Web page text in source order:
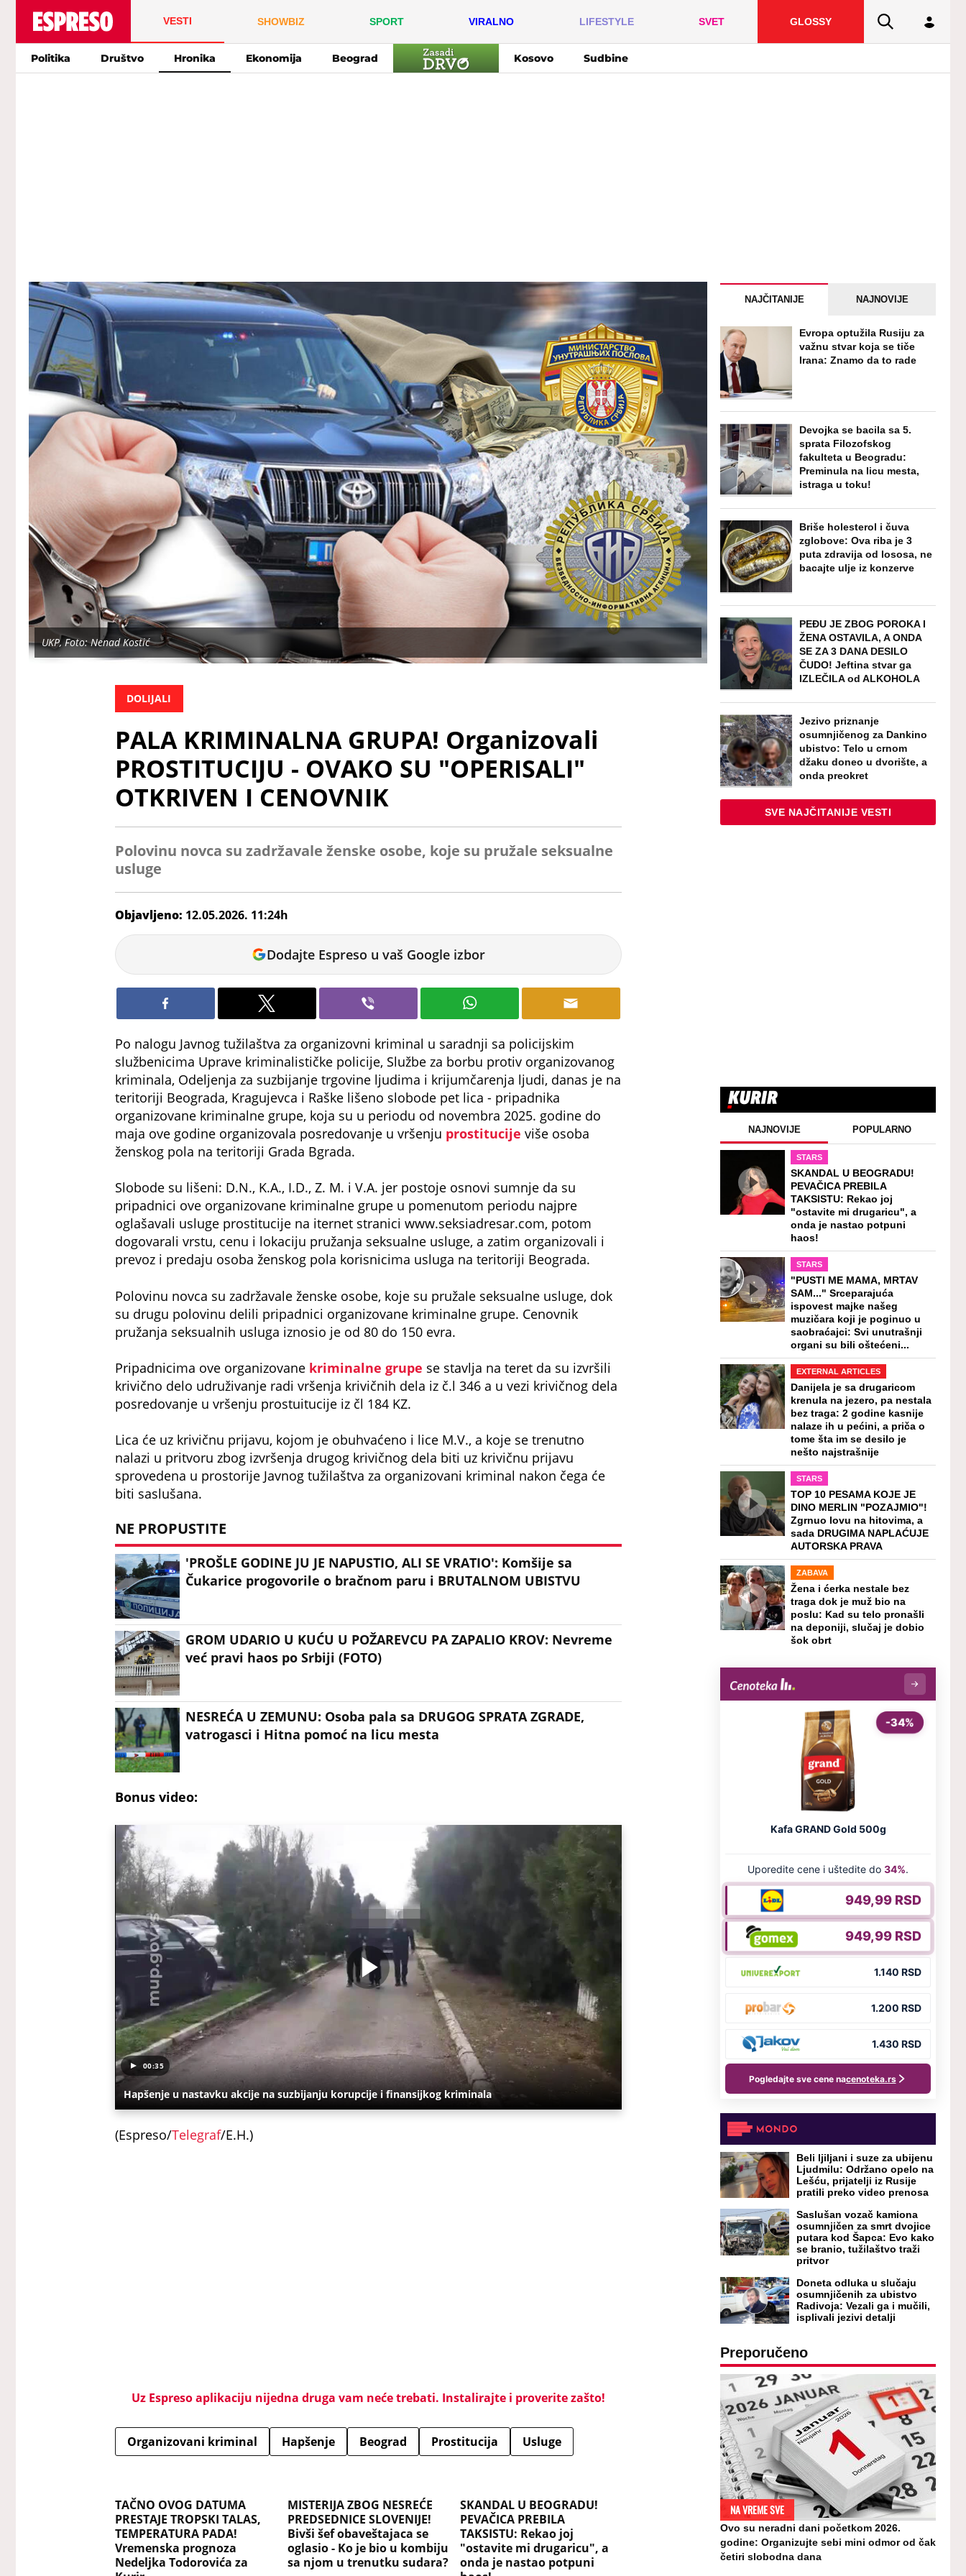
VESTI SHOWBIZ SPORT VIRALNO LIFESTYLE SVET GLOSSY
Politika Društvo Hronika Ekonomija Beograd Kosovo Sudbine
UKP, Foto: Nenad Kostić
DOLIJALI
PALA KRIMINALNA GRUPA! Organizovali
PROSTITUCIJU - OVAKO SU "OPERISALI"
OTKRIVEN I CENOVNIK
Polovinu novca su zadržavale ženske osobe, koje su pružale seksualne
usluge
Objavljeno: 12.05.2026. 11:24h
Nikolina
Jokić
Dodajte Espreso u vaš Google izbor
Po nalogu Javnog tužilaštva za organizovni kriminal u saradnji sa policijskim
službenicima Uprave kriminalističke policije, Službe za borbu protiv organizovanog
kriminala, Odeljenja za suzbijanje trgovine ljudima i krijumčarenja ljudi, danas je na
teritoriji Beograda, Kragujevca i Raške lišeno slobode pet lica - pripadnika
organizovane kriminalne grupe, koja su u periodu od novembra 2025. godine do
maja ove godine organizovala posredovanje u vršenju prostitucije više osoba
ženskog pola na teritoriji Grada Bgrada.
Slobode su lišeni: D.N., K.A., I.D., Z. M. i V.A. jer postoje osnovi sumnje da su
pripadnici ove organizovane kriminalne grupe u pomenutom periodu najpre
oglašavali usluge prostitucije na iternet stranici www.seksiadresar.com, potom
dogovarali vrstu, cenu i lokaciju pružanja seksualne usluge, a zatim organizovali i
prevoz i predaju osoba ženskog pola korisnicima usluga na teritoriji Beograda.
Polovinu novca su zadržavale ženske osobe, koje su pružale seksualne usluge, dok
su drugu polovinu delili pripadnici organizovane kriminalne grupe. Cenovnik
pružanja seksualnih usluga iznosio je od 80 do 150 evra.
Pripadnicima ove organizovane kriminalne grupe se stavlja na teret da su izvršili
krivično delo udruživanje radi vršenja krivičnih dela iz č.l 346 a u vezi krivičnog dela
posredovanje u vršenju prostuitucije iz čl 184 KZ.
Lica će uz krivičnu prijavu, kojom je obuhvaćeno i lice M.V., a koje se trenutno
nalazi u pritvoru zbog izvršenja drugog krivičnog dela biti uz krivičnu prijavu
sprovedena u prostorije Javnog tužilaštva za organizovani kriminal nakon čega će
biti saslušana.
NE PROPUSTITE
'PROŠLE GODINE JU JE NAPUSTIO, ALI SE VRATIO': Komšije sa
Čukarice progovorile o bračnom paru i BRUTALNOM UBISTVU
GROM UDARIO U KUĆU U POŽAREVCU PA ZAPALIO KROV: Nevreme
već pravi haos po Srbiji (FOTO)
NESREĆA U ZEMUNU: Osoba pala sa DRUGOG SPRATA ZGRADE,
vatrogasci i Hitna pomoć na licu mesta
Bonus video:
00:35
Hapšenje u nastavku akcije na suzbijanju korupcije i finansijkog kriminala
(Espreso/Telegraf/E.H.)
Uz Espreso aplikaciju nijedna druga vam neće trebati. Instalirajte i proverite zašto!
Organizovani kriminal Hapšenje Beograd Prostitucija Usluge
TAČNO OVOG DATUMA
PRESTAJE TROPSKI TALAS,
TEMPERATURA PADA!
Vremenska prognoza
Nedeljka Todorovića za
MISTERIJA ZBOG NESREĆE
PREDSEDNICE SLOVENIJE!
Bivši šef obaveštajaca se
oglasio - Ko je bio u kombiju
sa njom u trenutku sudara?
SKANDAL U BEOGRADU!
PEVAČICA PREBILA
TAKSISTU: Rekao joj
"ostavite mi drugaricu", a
onda je nastao potpuni
NAJČITANIJE NAJNOVIJE
Evropa optužila Rusiju za
važnu stvar koja se tiče
Irana: Znamo da to rade
Devojka se bacila sa 5.
sprata Filozofskog
fakulteta u Beogradu:
Preminula na licu mesta,
istraga u toku!
Briše holesterol i čuva
zglobove: Ova riba je 3
puta zdravija od lososa, ne
bacajte ulje iz konzerve
PEĐU JE ZBOG POROKA I
ŽENA OSTAVILA, A ONDA
SE ZA 3 DANA DESILO
ČUDO! Jeftina stvar ga
IZLEČILA od ALKOHOLA
Jezivo priznanje
osumnjičenog za Dankino
ubistvo: Telo u crnom
džaku doneo u dvorište, a
onda preokret
SVE NAJČITANIJE VESTI
NAJNOVIJE POPULARNO
STARS
SKANDAL U BEOGRADU!
PEVAČICA PREBILA
TAKSISTU: Rekao joj
"ostavite mi drugaricu", a
onda je nastao potpuni
haos!
STARS
"PUSTI ME MAMA, MRTAV
SAM..." Srceparajuća
ispovest majke našeg
muzičara koji je poginuo u
saobraćajci: Svi unutrašnji
organi su bili oštećeni...
EXTERNAL ARTICLES
Danijela je sa drugaricom
krenula na jezero, pa nestala
bez traga: 2 godine kasnije
nalaze ih u pećini, a priča o
tome šta im se desilo je
nešto najstrašnije
STARS
TOP 10 PESAMA KOJE JE
DINO MERLIN "POZAJMIO"!
Zgrnuo lovu na hitovima, a
sada DRUGIMA NAPLAĆUJE
AUTORSKA PRAVA
ZABAVA
Žena i ćerka nestale bez
traga dok je muž bio na
poslu: Kad su telo pronašli
na deponiji, slučaj je dobio
šok obrt
Beli ljiljani i suze za ubijenu
Ljudmilu: Održano opelo na
Lešću, prijatelji iz Rusije
pratili preko video prenosa
Saslušan vozač kamiona
osumnjičen za smrt dvojice
putara kod Šapca: Evo kako
se branio, tužilaštvo traži
pritvor
Doneta odluka u slučaju
osumnjičenih za ubistvo
Radivoja: Vezali ga i mučili,
isplivali jezivi detalji
Preporučeno
NA VREME SVE
Ovo su neradni dani početkom 2026.
godine: Organizujte sebi mini odmor od čak
četiri slobodna dana